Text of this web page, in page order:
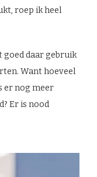
roep ik heel
goed daar gebruik
Want hoeveel
er nog meer
Er is nood